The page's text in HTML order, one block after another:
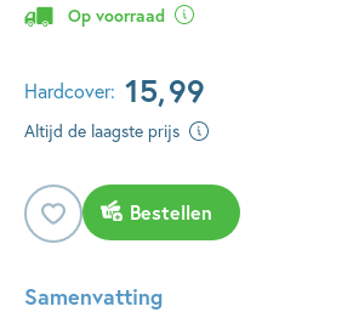
Op voorraad
Hardcover: 15,99
Altijd de laagste prijs
Bestellen
Samenvatting